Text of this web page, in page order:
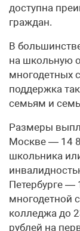
доступна
граждан.
В
на школьную
многодетных
поддержка
семьям и
Размеры
Москве — 14
школьника
Петербурге —
многодетной
колледжа до
рублей на